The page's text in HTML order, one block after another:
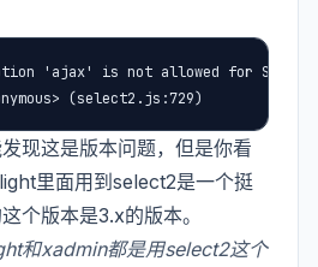
'ajax' is not allowed for
(select2.js:729)
现这是版本问题，但是你看
里面用到select2是一个挺
个版本是3.x的版本。
和xadmin都是用select2这个